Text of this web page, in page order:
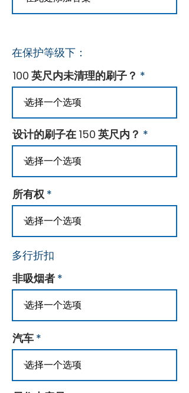
在保护等级下：
100 英尺内未清理的刷子？
设计的刷子在 150 英尺内？
所有权
多行折扣
非吸烟者
汽车